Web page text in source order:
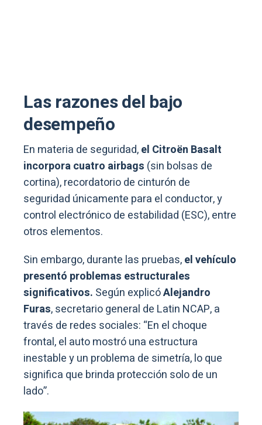
Las razones del bajo
desempeño
En materia de seguridad,el Citroën Basalt
incorpora cuatro airbags (sin bolsas de
cortina), recordatorio de cinturón de
seguridad únicamente para el conductor, y
control electrónico de estabilidad (ESC), entre
otros elementos.
Sin embargo, durante las pruebas,el vehículo
presentó problemas estructurales
significativos. Según explicóAlejandro
Furas, secretario general de Latin NCAP, a
través de redes sociales: “En el choque
frontal, el auto mostró una estructura
inestable y un problema de simetría, lo que
significa que brinda protección solo de un
lado”.